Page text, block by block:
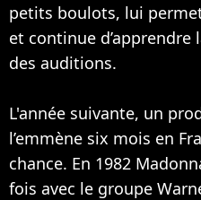
petits boulots, lui
et continue d’apprendre
des auditions.
L'année suivante, un
l’emmène six mois en
chance. En 1982
fois avec le groupe